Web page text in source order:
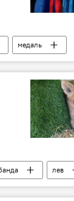
медаль
лев